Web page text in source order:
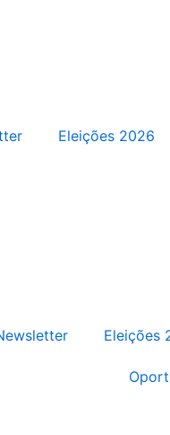
Eleições 2026
Eleições